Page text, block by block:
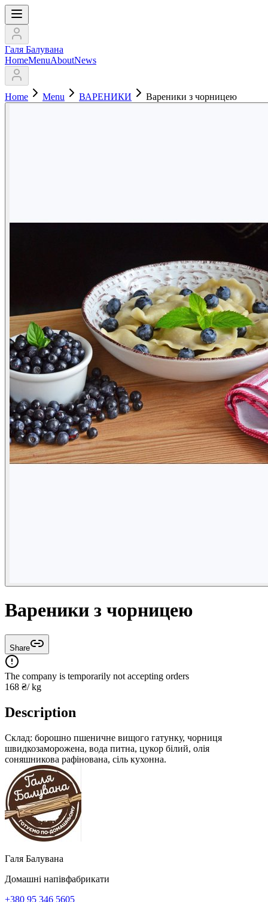
Галя Балувана
HomeMenuAboutNews
Home Menu ВАРЕНИКИ Вареники з чорницею
Вареники з чорницею
Share
The company is temporarily not accepting orders
168 ₴/ kg
Description
Склад: борошно пшеничне вищого гатунку, чорниця
швидкозаморожена, вода питна, цукор білий, олія
соняшникова рафінована, сіль кухонна.
Галя Балувана
Домашні напівфабрикати
+380 95 346 5605